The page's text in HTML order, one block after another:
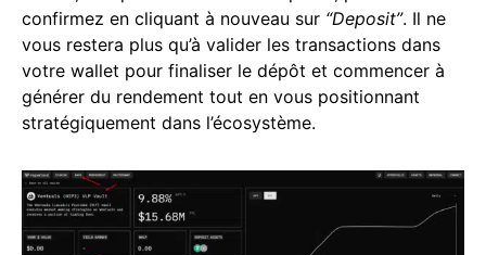
confirmez en cliquant à nouveau sur “Deposit”. Il ne
vous restera plus qu’à valider les transactions dans
votre wallet pour finaliser le dépôt et commencer à
générer du rendement tout en vous positionnant
stratégiquement dans l’écosystème.